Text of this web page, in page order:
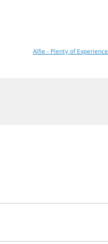
Alfie - Plenty of Experience